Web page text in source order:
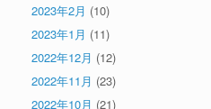
2023年2月 (10)
2023年1月 (11)
2022年12月 (12)
2022年11月 (23)
2022年10月 (21)